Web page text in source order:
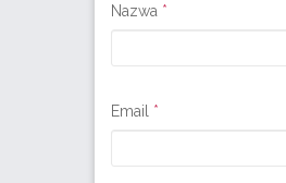
Nazwa *
Email *